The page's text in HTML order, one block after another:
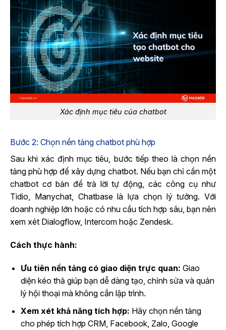
Xác định mục tiêu của chatbot
Bước 2: Chọn nền tảng chatbot phù hợp
Sau khi xác định mục tiêu, bước tiếp theo là chọn nền
tảng phù hợp để xây dựng chatbot. Nếu bạn chỉ cần một
chatbot cơ bản để trả lời tự động, các công cụ như
Tidio, Manychat, Chatbase là lựa chọn lý tưởng. Với
doanh nghiệp lớn hoặc có nhu cầu tích hợp sâu, bạn nên
xem xét Dialogflow, Intercom hoặc Zendesk.
Cách thực hành:
Ưu tiên nền tảng có giao diện trực quan: Giao
diện kéo thả giúp bạn dễ dàng tạo, chỉnh sửa và quản
lý hội thoại mà không cần lập trình.
Xem xét khả năng tích hợp: Hãy chọn nền tảng
cho phép tích hợp CRM, Facebook, Zalo, Google